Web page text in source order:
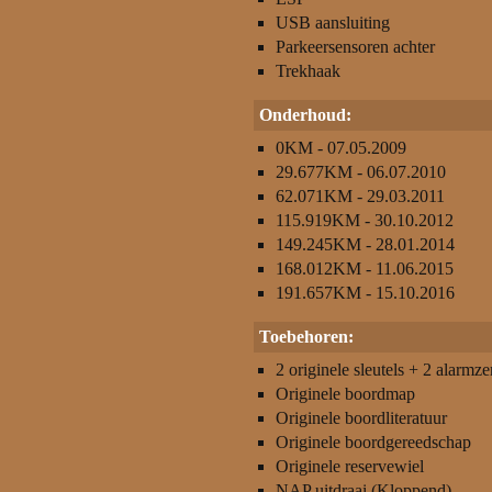
USB aansluiting
Parkeersensoren achter
Trekhaak
Onderhoud:
0KM - 07.05.2009
29.677KM - 06.07.2010
62.071KM - 29.03.2011
115.919KM - 30.10.2012
149.245KM - 28.01.2014
168.012KM - 11.06.2015
191.657KM - 15.10.2016
Toebehoren:
2 originele sleutels + 2
Originele boordmap
Originele boordliteratuur
Originele boordgereedschap
Originele reservewiel